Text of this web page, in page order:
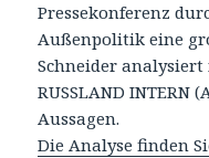
Pressekonferenz
Außenpolitik eine
Schneider
RUSSLAND INTERN
Aussagen.
Die Analyse finden